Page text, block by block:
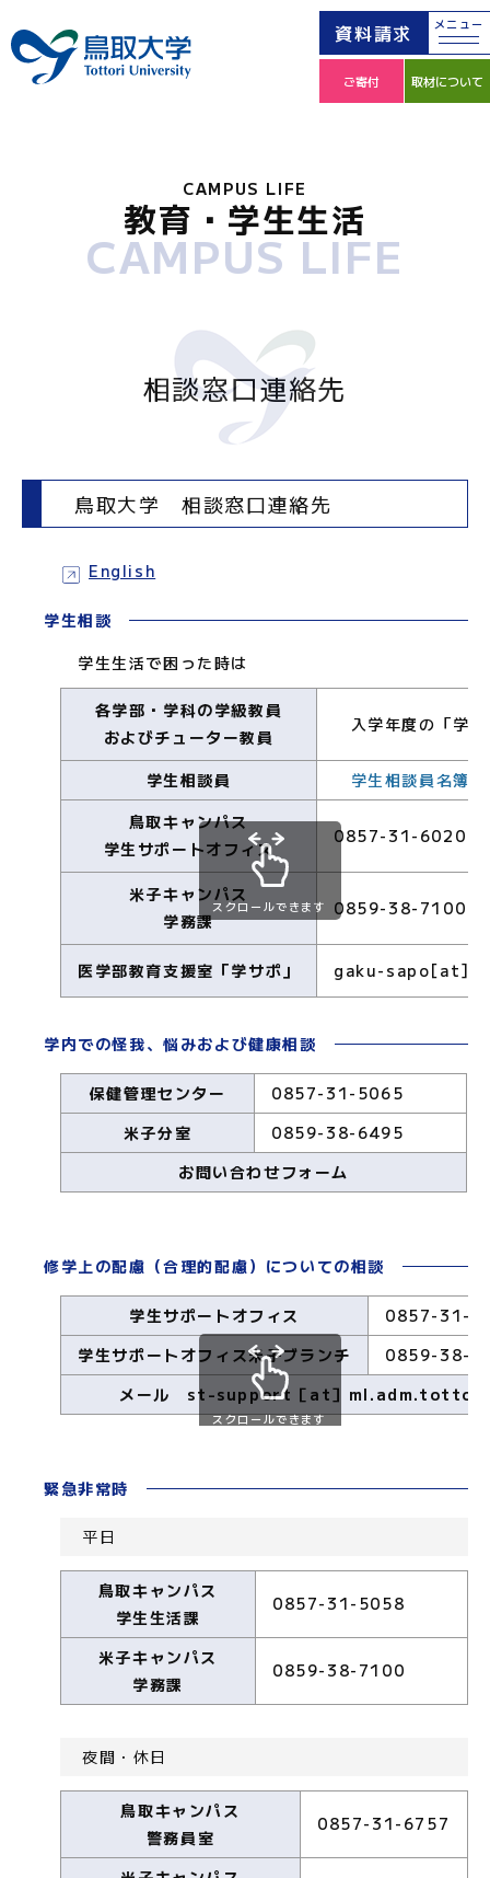
資料請求 メニュー
ご寄付 取材について
CAMPUS LIFE
教育・学生生活
CAMPUS LIFE
相談窓口連絡先
鳥取大学 相談窓口連絡先
English
学生相談
学生生活で困った時は
各学部・学科の学級教員
およびチューター教員
入学年度の「学
学生相談員
学生相談員名簿
鳥取キャンパス
学生サポートオフィス
0857-31-6020
米子キャンパス
学務課
0859-38-7100
医学部教育支援室「学サポ」 gaku-
スクロールできます
学内での怪我、悩みおよび健康相談
保健管理センター
0857-31-5065
米子分室
0859-38-6495
お問い合わせフォーム
修学上の配慮（合理的配慮）についての相談
学生サポートオフィス
0857-31-
学生サポートオフィス米子ブランチ
0859-38-
メール st-support［at］
スクロールできます
緊急非常時
平日
鳥取キャンパス
学生生活課
0857-31-5058
米子キャンパス
学務課
0859-38-7100
夜間・休日
鳥取キャンパス
警務員室
0857-31-6757